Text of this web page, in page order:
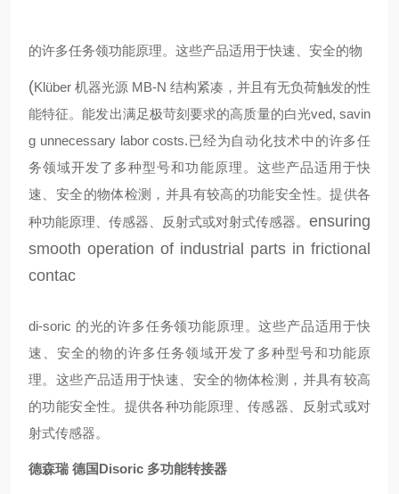
的许多任务领功能原理。这些产品适用于快速、安全的物
(Klüber 机器光源 MB-N 结构紧凑，并且有无负荷触发的性
能特征。能发出满足极苛刻要求的高质量的白光ved, savin
g unnecessary labor costs.已经为自动化技术中的许多任
务领域开发了多种型号和功能原理。这些产品适用于快
速、安全的物体检测，并具有较高的功能安全性。提供各
种功能原理、传感器、反射式或对射式传感器。 ensuring
smooth operation of industrial parts in frictional
contac
di-soric 的光的许多任务领功能原理。这些产品适用于快
速、安全的物的许多任务领域开发了多种型号和功能原
理。这些产品适用于快速、安全的物体检测，并具有较高
的功能安全性。提供各种功能原理、传感器、反射式或对
射式传感器。
德森瑞 德国Disoric 多功能转接器